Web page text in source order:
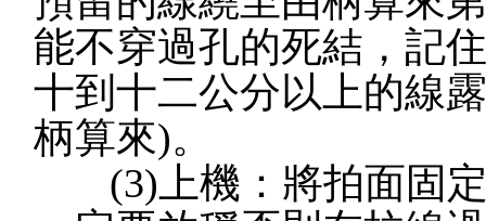
能不穿過孔的死結，記
十到十二公分以上的線
柄算來)。
(3)上機：將拍面固定